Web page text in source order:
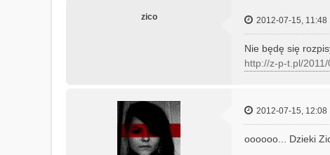
zico 2012-07-15, 11:48
Nie będę się
http://z-p-t.pl/
2012-07-15, 12:08
oooooo... Dzieki